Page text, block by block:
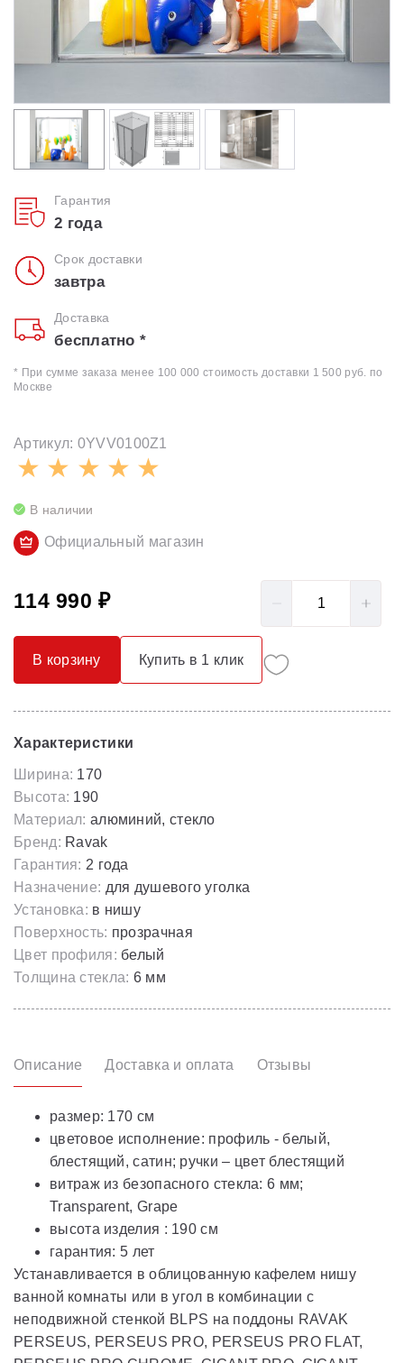
Душевые каналы
Умывальники
Средства ухода
Гарантия
2 года
Срок доставки
завтра
Доставка
бесплатно *
* При сумме заказа менее 100 000 стоимость доставки 1 500 руб. по
Москве
Артикул: 0YVV0100Z1
В наличии
Официальный магазин
114 990 ₽
В корзину Купить в 1 клик
Характеристики
Ширина: 170
Высота: 190
Материал: алюминий, стекло
Бренд: Ravak
Гарантия: 2 года
Назначение: для душевого уголка
Установка: в нишу
Поверхность: прозрачная
Цвет профиля: белый
Толщина стекла: 6 мм
Описание Доставка и оплата Отзывы
размер: 170 см
цветовое исполнение: профиль - белый,
блестящий, сатин; ручки – цвет блестящий
витраж из безопасного стекла: 6 мм;
Transparent, Grape
высота изделия : 190 см
гарантия: 5 лет
Устанавливается в облицованную кафелем нишу
ванной комнаты или в угол в комбинации с
неподвижной стенкой BLPS на поддоны RAVAK
PERSEUS, PERSEUS PRO, PERSEUS PRO FLAT,